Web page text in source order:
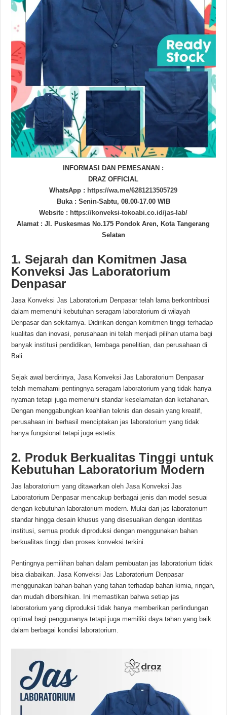
INFORMASI DAN PEMESANAN :
DRAZ OFFICIAL
WhatsApp : https://wa.me/6281213505729
Buka : Senin-Sabtu, 08.00-17.00 WIB
Website : https://konveksi-tokoabi.co.id/jas-lab/
Alamat : Jl. Puskesmas No.175 Pondok Aren, Kota Tangerang
Selatan
1. Sejarah dan Komitmen Jasa
Konveksi Jas Laboratorium
Denpasar
Jasa Konveksi Jas Laboratorium Denpasar telah lama berkontribusi
dalam memenuhi kebutuhan seragam laboratorium di wilayah
Denpasar dan sekitarnya. Didirikan dengan komitmen tinggi terhadap
kualitas dan inovasi, perusahaan ini telah menjadi pilihan utama bagi
banyak institusi pendidikan, lembaga penelitian, dan perusahaan di
Bali.
Sejak awal berdirinya, Jasa Konveksi Jas Laboratorium Denpasar
telah memahami pentingnya seragam laboratorium yang tidak hanya
nyaman tetapi juga memenuhi standar keselamatan dan ketahanan.
Dengan menggabungkan keahlian teknis dan desain yang kreatif,
perusahaan ini berhasil menciptakan jas laboratorium yang tidak
hanya fungsional tetapi juga estetis.
2. Produk Berkualitas Tinggi untuk
Kebutuhan Laboratorium Modern
Jas laboratorium yang ditawarkan oleh Jasa Konveksi Jas
Laboratorium Denpasar mencakup berbagai jenis dan model sesuai
dengan kebutuhan laboratorium modern. Mulai dari jas laboratorium
standar hingga desain khusus yang disesuaikan dengan identitas
institusi, semua produk diproduksi dengan menggunakan bahan
berkualitas tinggi dan proses konveksi terkini.
Pentingnya pemilihan bahan dalam pembuatan jas laboratorium tidak
bisa diabaikan. Jasa Konveksi Jas Laboratorium Denpasar
menggunakan bahan-bahan yang tahan terhadap bahan kimia, ringan,
dan mudah dibersihkan. Ini memastikan bahwa setiap jas
laboratorium yang diproduksi tidak hanya memberikan perlindungan
optimal bagi penggunanya tetapi juga memiliki daya tahan yang baik
dalam berbagai kondisi laboratorium.